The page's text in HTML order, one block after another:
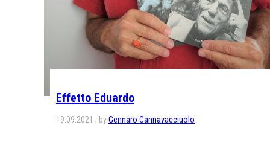
Effetto Eduardo
19.09.2021 byGennaro Cannavacciuolo